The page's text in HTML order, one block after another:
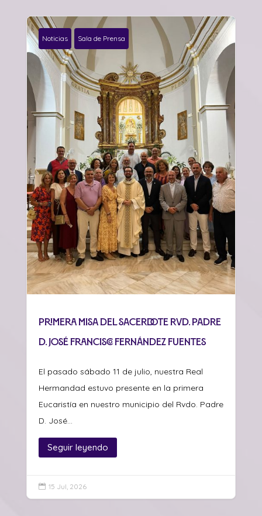
Noticias Sala de Prensa
Primera misa del sacerdote Rvd. Padre
D. José Francisco Fernández Fuentes
El pasado sábado 11 de julio, nuestra Real
Hermandad estuvo presente en la primera
Eucaristía en nuestro municipio del Rvdo. Padre
D. José...
Seguir leyendo
 15 Jul, 2026